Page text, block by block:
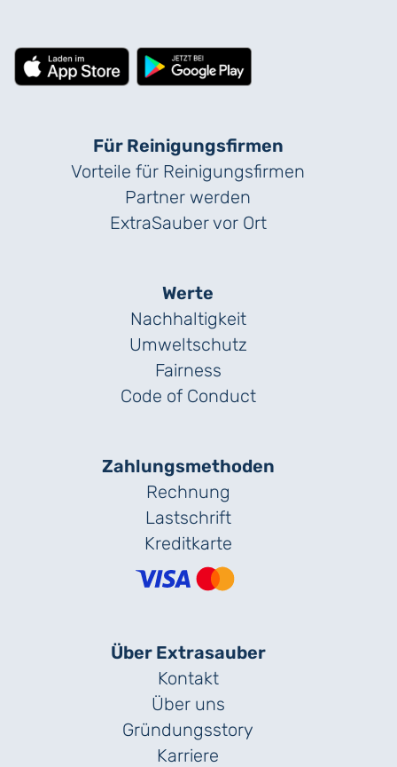
Für Reinigungs­firmen
Vorteile für Reinigungs­firmen
Partner werden
ExtraSauber vor Ort
Werte
Nachhaltigkeit
Umweltschutz
Fairness
Code of Conduct
Zahlungs­methoden
Rechnung
Lastschrift
Kreditkarte
Über Extrasauber
Kontakt
Über uns
Gründungs­story
Karriere